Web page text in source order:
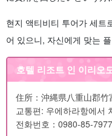
현지 액티비티 투어가 세트
어 있으니, 자신에게 맞는
호텔 리조트 인 이리오
住所：沖縄県八重山郡
교통편: 우에하라항에서
전화번호：0980-85-7977